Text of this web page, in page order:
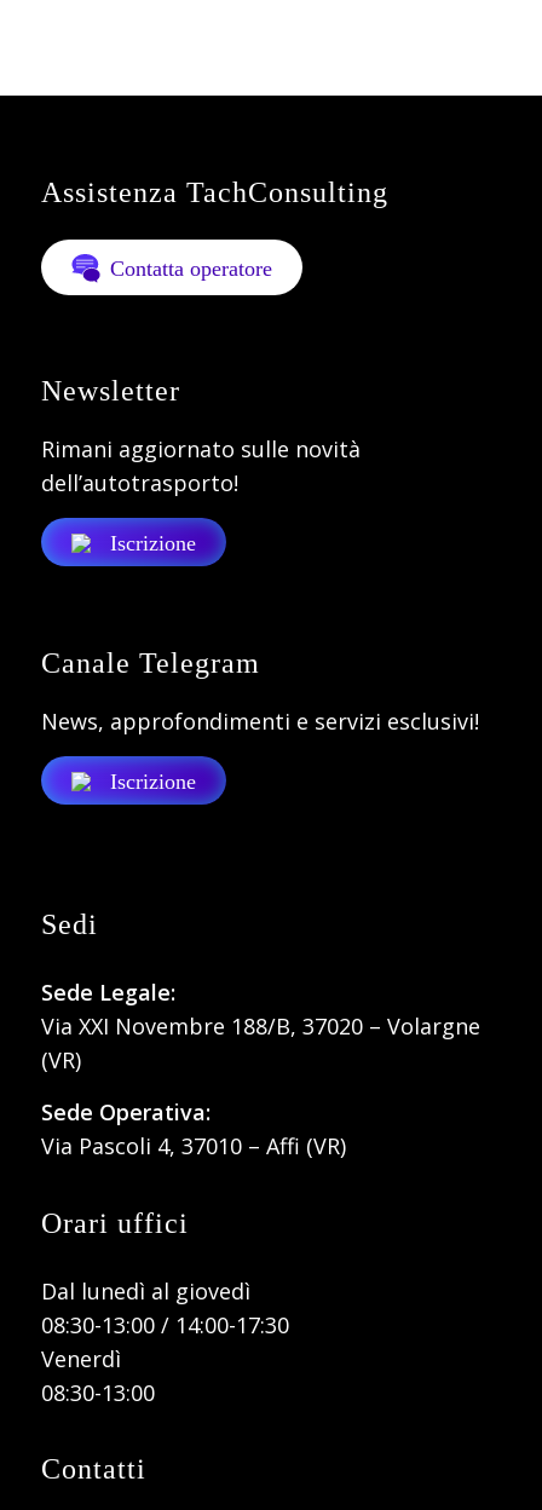
Assistenza TachConsulting
Contatta operatore
Newsletter
Rimani aggiornato sulle novità
dell’autotrasporto!
Iscrizione
Canale Telegram
News, approfondimenti e servizi esclusivi!
Iscrizione
Sedi
Sede Legale:
Via XXI Novembre 188/B, 37020 – Volargne
(VR)
Sede Operativa:
Via Pascoli 4, 37010 – Affi (VR)
Orari uffici
Dal lunedì al giovedì
08:30-13:00 / 14:00-17:30
Venerdì
08:30-13:00
Contatti